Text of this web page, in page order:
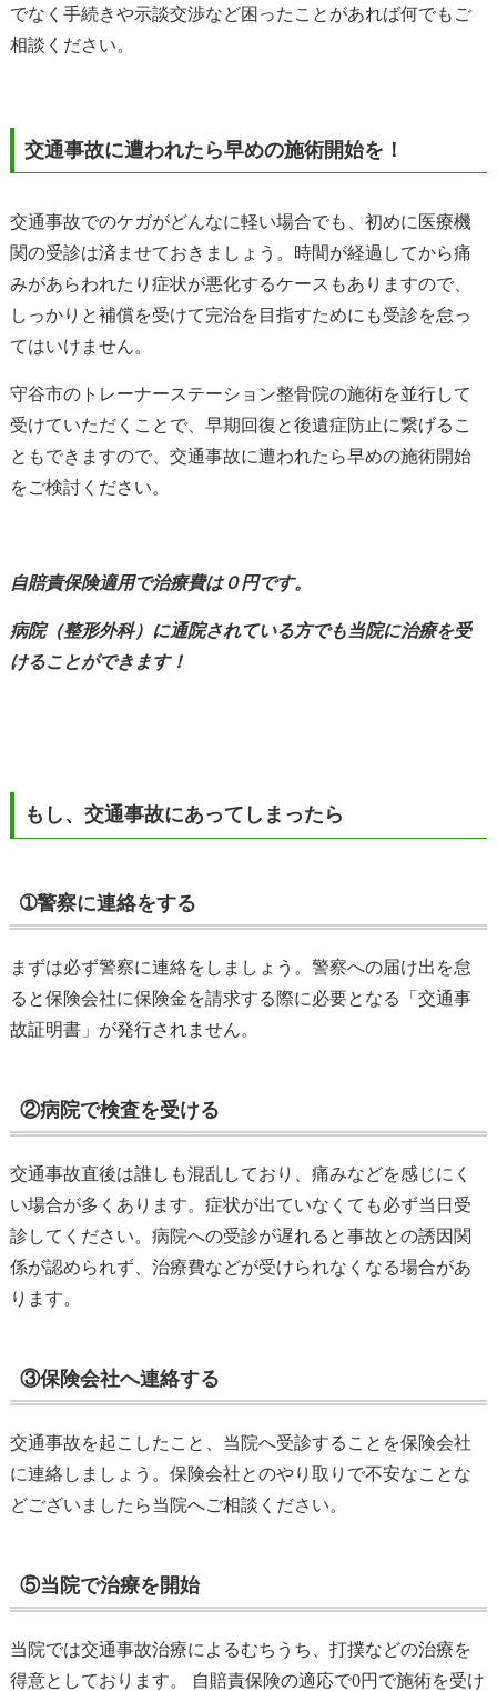
でなく手続きや示談交渉など困ったことがあれば何でもご
相談ください。
交通事故に遭われたら早めの施術開始を！
交通事故でのケガがどんなに軽い場合でも、初めに医療機
関の受診は済ませておきましょう。時間が経過してから痛
みがあらわれたり症状が悪化するケースもありますので、
しっかりと補償を受けて完治を目指すためにも受診を怠っ
てはいけません。
守谷市のトレーナーステーション整骨院の施術を並行して
受けていただくことで、早期回復と後遺症防止に繋げるこ
ともできますので、交通事故に遭われたら早めの施術開始
をご検討ください。
自賠責保険適用で治療費は０円です。
病院（整形外科）に通院されている方でも当院に治療を受
けることができます！
もし、交通事故にあってしまったら
➀警察に連絡をする
まずは必ず警察に連絡をしましょう。警察への届け出を怠
ると保険会社に保険金を請求する際に必要となる「交通事
故証明書」が発行されません。
②病院で検査を受ける
交通事故直後は誰しも混乱しており、痛みなどを感じにく
い場合が多くあります。症状が出ていなくても必ず当日受
診してください。病院への受診が遅れると事故との誘因関
係が認められず、治療費などが受けられなくなる場合があ
ります。
③保険会社へ連絡する
交通事故を起こしたこと、当院へ受診することを保険会社
に連絡しましょう。保険会社とのやり取りで不安なことな
どございましたら当院へご相談ください。
⑤当院で治療を開始
当院では交通事故治療によるむちうち、打撲などの治療を
得意としております。 自賠責保険の適応で0円で施術を受け